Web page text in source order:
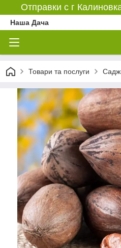
Отправки с г
Наша Дача
Товари та послуги